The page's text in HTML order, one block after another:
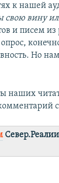
к нашей
свою вину
и писем из
Но
наших